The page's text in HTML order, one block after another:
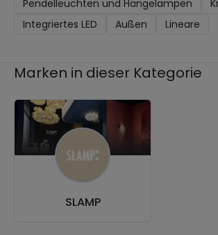
Pendelleuchten und Hängelampen
Integriertes LED
Außen Lineare
Marken in dieser Kategorie
SLAMP